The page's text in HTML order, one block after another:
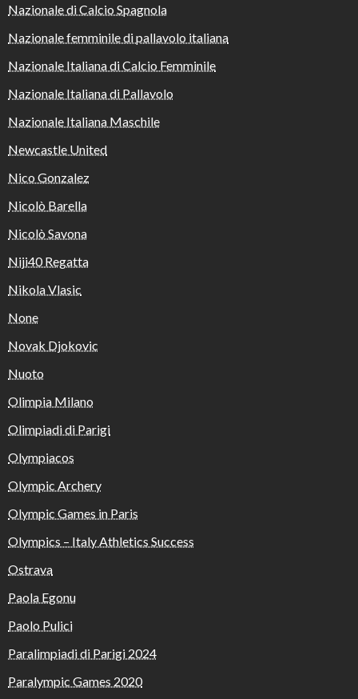
Nazionale di Calcio Spagnola
Nazionale femminile di pallavolo italiana
Nazionale Italiana di Calcio Femminile
Nazionale Italiana di Pallavolo
Nazionale Italiana Maschile
Newcastle United
Nico Gonzalez
Nicolò Barella
Nicolò Savona
Niji40 Regatta
Nikola Vlasic
None
Novak Djokovic
Nuoto
Olimpia Milano
Olimpiadi di Parigi
Olympiacos
Olympic Archery
Olympic Games in Paris
Olympics – Italy Athletics Success
Ostrava
Paola Egonu
Paolo Pulici
Paralimpiadi di Parigi 2024
Paralympic Games 2020